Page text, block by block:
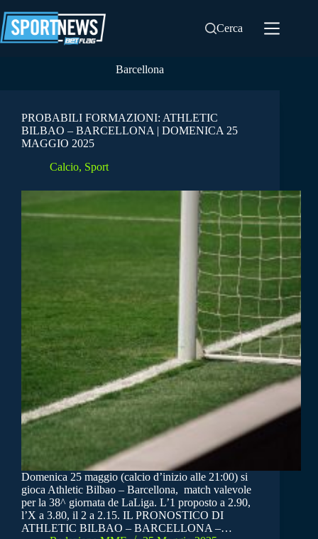
al
contenuto
Cerca
Barcellona
PROBABILI FORMAZIONI: ATHLETIC
BILBAO – BARCELLONA | DOMENICA 25
MAGGIO 2025
Calcio, Sport
Domenica 25 maggio (calcio d’inizio alle 21:00) si
gioca Athletic Bilbao – Barcellona, match valevole
per la 38^ giornata de LaLiga. L’1 proposto a 2.90,
l’X a 3.80, il 2 a 2.15. IL PRONOSTICO DI
ATHLETIC BILBAO – BARCELLONA –…